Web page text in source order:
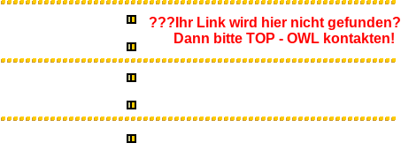
???Ihr Link wird hier nicht gefunden?
Dann bitte TOP - OWL kontakten!